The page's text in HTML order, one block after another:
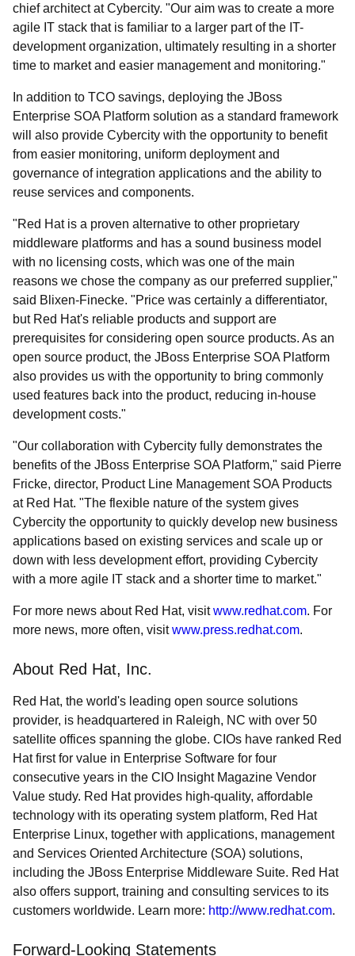
chief architect at Cybercity. "Our aim was to create a more
agile IT stack that is familiar to a larger part of the IT-
development organization, ultimately resulting in a shorter
time to market and easier management and monitoring."
In addition to TCO savings, deploying the JBoss
Enterprise SOA Platform solution as a standard framework
will also provide Cybercity with the opportunity to benefit
from easier monitoring, uniform deployment and
governance of integration applications and the ability to
reuse services and components.
"Red Hat is a proven alternative to other proprietary
middleware platforms and has a sound business model
with no licensing costs, which was one of the main
reasons we chose the company as our preferred supplier,"
said Blixen-Finecke. "Price was certainly a differentiator,
but Red Hat's reliable products and support are
prerequisites for considering open source products. As an
open source product, the JBoss Enterprise SOA Platform
also provides us with the opportunity to bring commonly
used features back into the product, reducing in-house
development costs."
"Our collaboration with Cybercity fully demonstrates the
benefits of the JBoss Enterprise SOA Platform," said Pierre
Fricke, director, Product Line Management SOA Products
at Red Hat. "The flexible nature of the system gives
Cybercity the opportunity to quickly develop new business
applications based on existing services and scale up or
down with less development effort, providing Cybercity
with a more agile IT stack and a shorter time to market."
For more news about Red Hat, visitwww.redhat.com. For
more news, more often, visitwww.press.redhat.com.
About Red Hat, Inc.
Red Hat, the world's leading open source solutions
provider, is headquartered in Raleigh, NC with over 50
satellite offices spanning the globe. CIOs have ranked Red
Hat first for value in Enterprise Software for four
consecutive years in the CIO Insight Magazine Vendor
Value study. Red Hat provides high-quality, affordable
technology with its operating system platform, Red Hat
Enterprise Linux, together with applications, management
and Services Oriented Architecture (SOA) solutions,
including the JBoss Enterprise Middleware Suite. Red Hat
also offers support, training and consulting services to its
customers worldwide. Learn more: http://www.redhat.com.
Forward-Looking Statements